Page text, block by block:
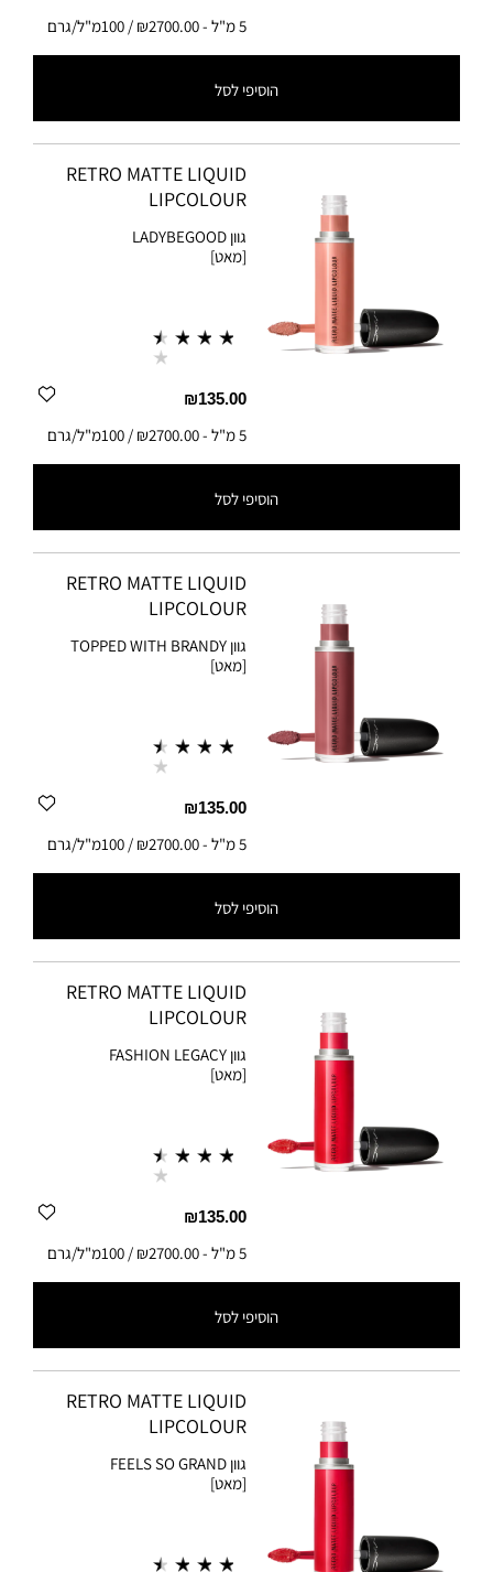
5 מ"ל -₪2700.00 / 100מ"ל/גרם
הוסיפי לסל
RETRO MATTE LIQUID
LIPCOLOUR
גוון LADYBEGOOD
[מאט]
₪135.00
5 מ"ל -₪2700.00 / 100מ"ל/גרם
הוסיפי לסל
RETRO MATTE LIQUID
LIPCOLOUR
גוון TOPPED WITH BRANDY
[מאט]
₪135.00
5 מ"ל -₪2700.00 / 100מ"ל/גרם
הוסיפי לסל
RETRO MATTE LIQUID
LIPCOLOUR
גוון FASHION LEGACY
[מאט]
₪135.00
5 מ"ל -₪2700.00 / 100מ"ל/גרם
הוסיפי לסל
RETRO MATTE LIQUID
LIPCOLOUR
גוון FEELS SO GRAND
[מאט]